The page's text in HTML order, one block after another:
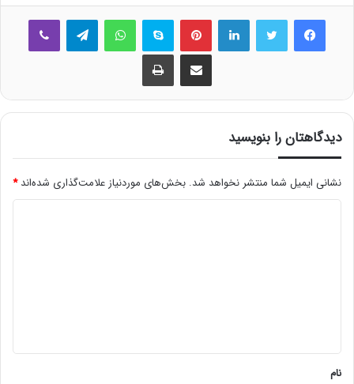
فیس بوک لینکدین ‫پین‌ترست اسکایپ واتس آپ
اشتراک گذاری از طریق ایمیل چاپ
دیدگاهتان را بنویسید
نشانی ایمیل شما منتشر نخواهد شد. بخش‌های موردنیاز علامت‌گذاری شده‌اند*
*
نام